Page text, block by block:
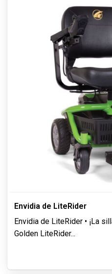
Envidia de LiteRider
Envidia de LiteRider • ¡La
Golden LiteRider...